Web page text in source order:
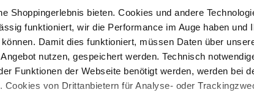
Shoppingerlebnis bieten. Cookies und andere
funktioniert, wir die Performance im Auge haben und
Damit dies funktioniert, müssen Daten über
nutzen, gespeichert werden. Technisch
Funktionen der Webseite benötigt werden, werden bei
Cookies von Drittanbietern für Analyse- oder
Datenschutz
AWG CARD Teilnahmebedingungen